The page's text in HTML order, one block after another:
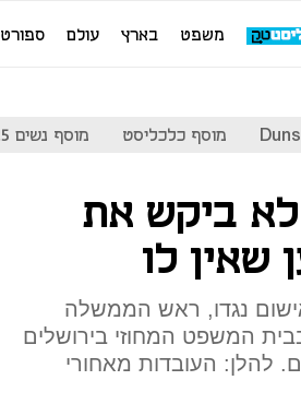
משפט בארץ עולם ספורט
מוסף כלכליסט מוסף נשים 2025
לא ביקש את
שאין לו
נגדו, ראש הממשלה
המשפט המחוזי בירושלים
להלן: העובדות מאחורי